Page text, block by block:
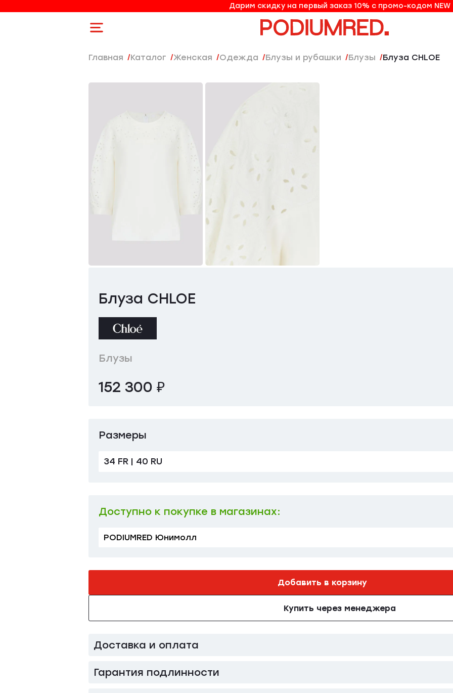
10% на первый заказ по промо-коду NEW
Дарим скидку на первый заказ 10% с промо-кодом NEW
Главная Каталог женская Одежда Блузы и рубашки Блузы Блуза CHLOE
Блуза CHLOE
Блузы
152 300 ₽
Размеры
34 FR | 40 RU
40 FR | 46 RU
Доступно к покупке в магазинах:
PODIUMRED Юнимолл
Добавить в корзину
Купить через менеджера
Доставка и оплата
Гарантия подлинности